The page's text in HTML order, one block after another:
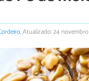
.Atualizado: 24